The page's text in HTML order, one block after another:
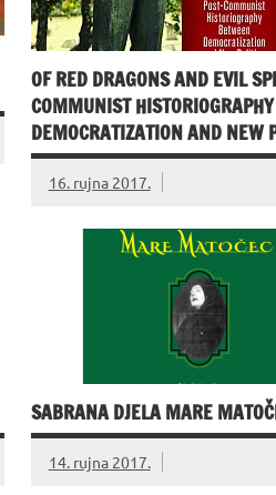
OF RED DRAGONS AND EVIL
COMMUNIST
DEMOCRATIZATION AND NEW
16. rujna 2017.
SABRANA DJELA MARE
14. rujna 2017.